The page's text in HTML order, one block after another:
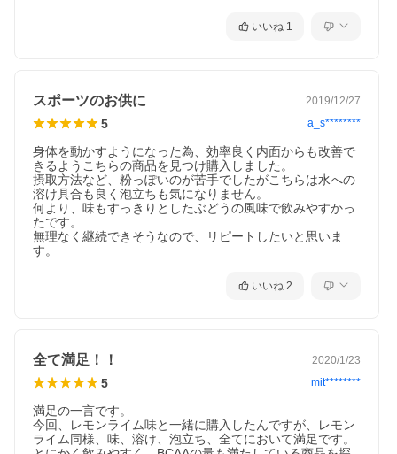
いいね 1
スポーツのお供に 2019/12/27
5 a_s********
身体を動かすようになった為、効率良く内面からも改善で
きるようこちらの商品を見つけ購入しました。
摂取方法など、粉っぽいのが苦手でしたがこちらは水への
溶け具合も良く泡立ちも気になりません。
何より、味もすっきりとしたぶどうの風味で飲みやすかっ
たです。
無理なく継続できそうなので、リピートしたいと思いま
す。
いいね 2
全て満足！！ 2020/1/23
5 mit********
満足の一言です。
今回、レモンライム味と一緒に購入したんですが、レモン
ライム同様、味、溶け、泡立ち、全てにおいて満足です。